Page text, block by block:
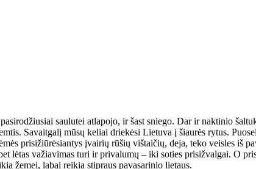
sau­lu­tei at­la­po­jo, ir šast snie­go. Dar ir nak­ti­nio
Sa­vait­ga­lį mū­sų ke­liai drie­kė­si Lie­tu­va į šiau­rės ry­tus.
pri­si­žiū­rė­sian­tys įvai­rių rū­šių viš­tai­čių, de­ja, te­ko veis­les iš
lė­tas va­žia­vi­mas tu­ri ir pri­va­lu­mų – iki so­ties pri­siž­val­gai. O
že­mei, la­bai rei­kia stip­raus pa­va­sa­ri­nio lie­taus.